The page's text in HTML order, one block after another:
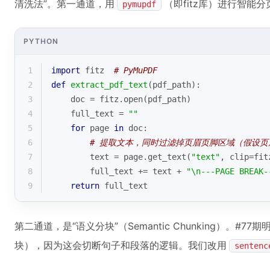
清洗法”。第一通道，用
pymupdf （即fitz库）进行智能
PYTHON
1 import fitz # PyMuPDF
2
def extract_pdf_text (pdf_path):
3
    doc = fitz.
open(pdf_path)
4
    full_text =
""
5
for page in doc:
6
# 提取文本，同时过滤掉页眉页脚区域（假设
7
        text = page.get_text(
"text" ,
8
        full_text += text +
"\n---PAGE
9
return full_text
第二通道，是“语义分块”（Semantic Chunking）。#77期
块），因为这会切断句子和段落的逻辑。我们改用